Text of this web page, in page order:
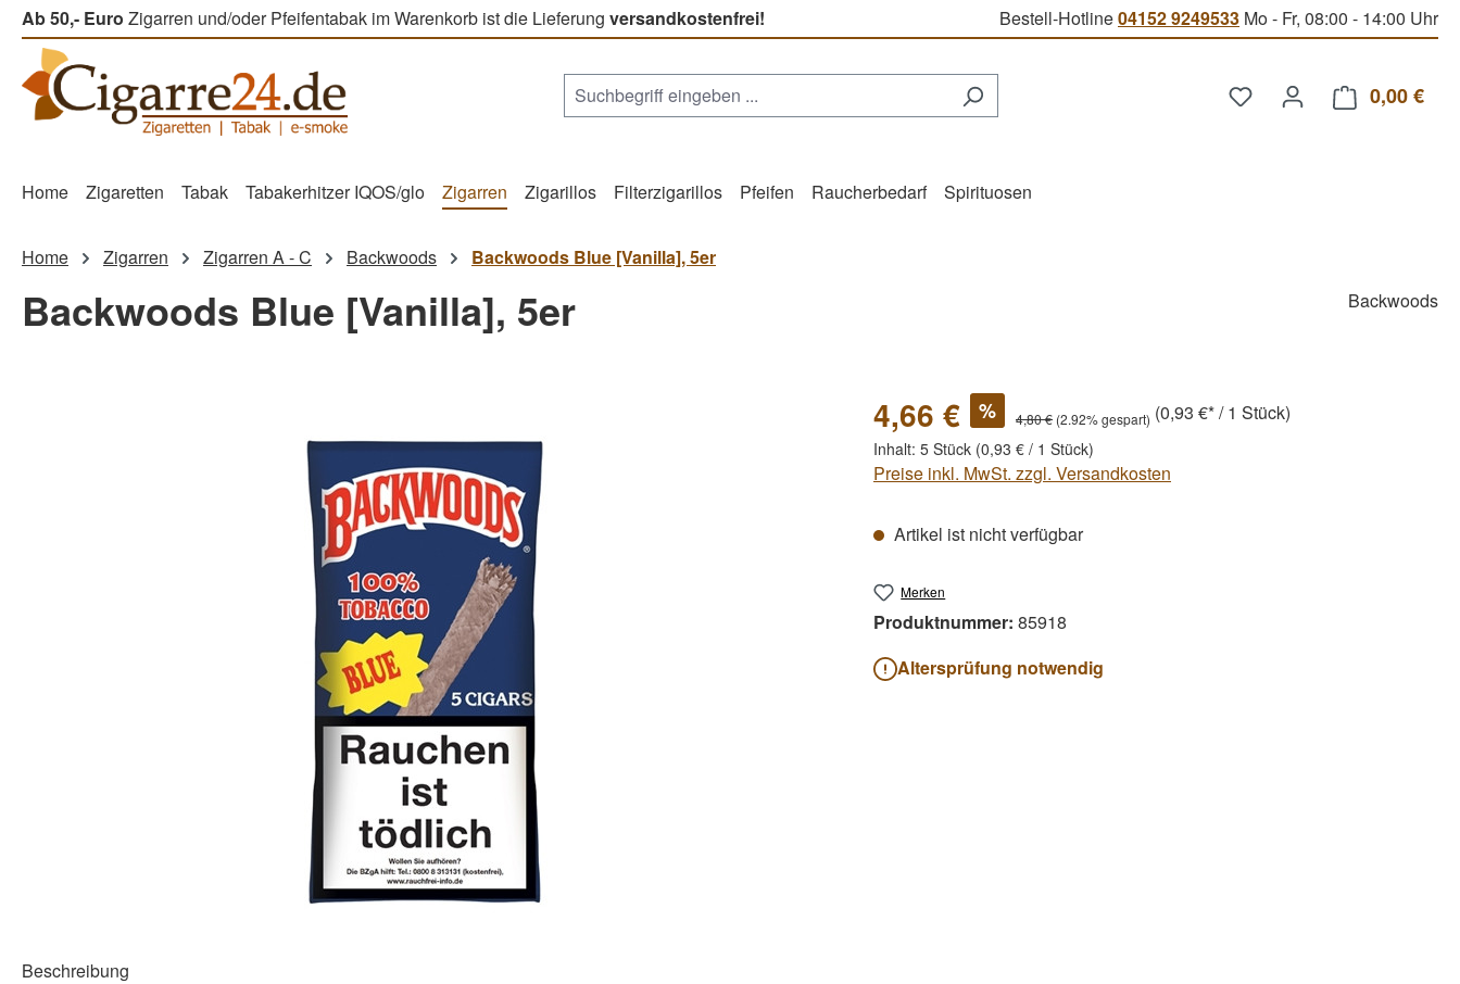
Hauptinhalt springen
Zur Suche springen
Zur Hauptnavigation springen
Ab 50,- Euro Zigarren und/oder Pfeifentabak im Warenkorb ist die Lieferung versandkostenfrei! Bestell-Hotline04152 9249533 Mo - Fr, 08:00 - 14:00 Uhr
Du hast 0 Produkte auf
0,00 €
Home Zigaretten Tabak Tabakerhitzer IQOS/glo Zigarren Zigarillos Filterzigarillos Pfeifen Raucherbedarf Spirituosen
Home Zigarren Zigarren A - C Backwoods Backwoods Blue [Vanilla], 5er
Backwoods Blue [Vanilla], 5er Backwoods
4,66 € % 4,80 € (2.92% gespart) (0,93 €* / 1 Stück)
Inhalt: 5 Stück (0,93 € / 1 Stück)
Preise inkl. MwSt. zzgl. Versandkosten
Artikel ist nicht verfügbar
Merken
Produktnummer: 85918
Altersprüfung notwendig
Beschreibung